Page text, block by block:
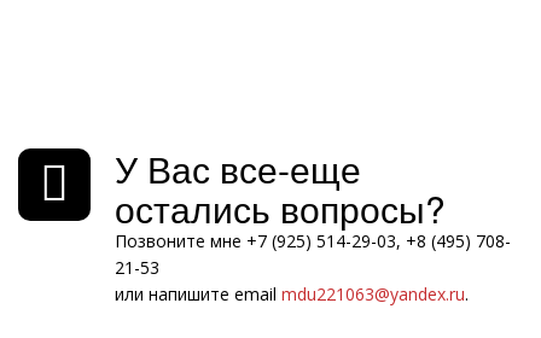
У Вас все-еще
остались вопросы?
Позвоните мне +7 (925) 514-29-03, +8 (495) 708-
21-53
или напишите email mdu221063@yandex.ru.